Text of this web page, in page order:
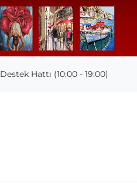
Destek Hattı (10:00 - 19:00)